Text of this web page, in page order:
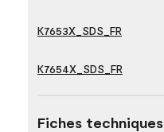
K7653X_SDS_FR
K7654X_SDS_FR
Fiches techniques